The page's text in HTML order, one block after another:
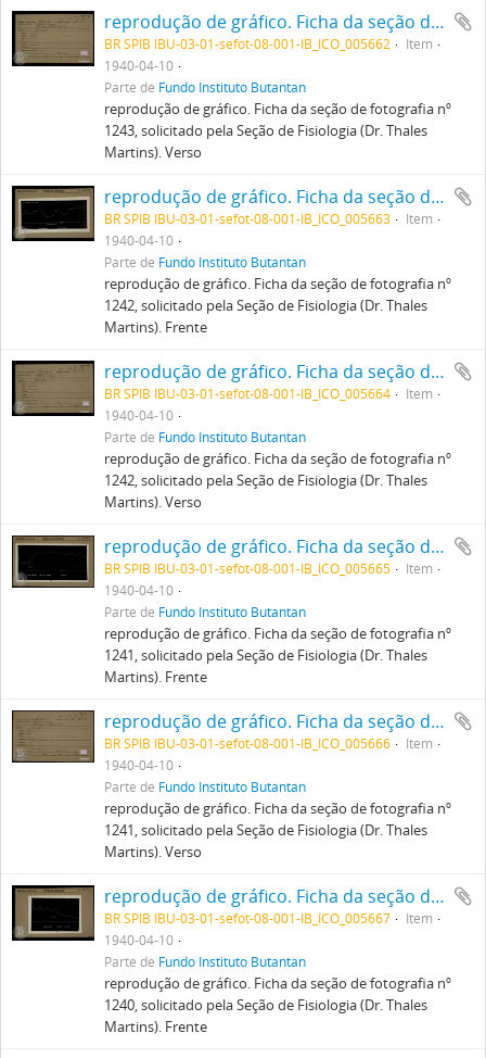
reprodução de gráfico. Ficha da seção de fotografia nº 1243, solicitado pela Seção de Fisiologia (Dr. Thales Martins). Verso
BR SPIB IBU-03-01-sefot-08-001-IB_ICO_005662
Item
1940-04-10
Parte de Fundo Instituto Butantan
reprodução de gráfico. Ficha da seção de fotografia nº
1243, solicitado pela Seção de Fisiologia (Dr. Thales
Martins). Verso
reprodução de gráfico. Ficha da seção de fotografia nº 1242, solicitado pela Seção de Fisiologia (Dr. Thales Martins). Frente
BR SPIB IBU-03-01-sefot-08-001-IB_ICO_005663
Item
1940-04-10
Parte de Fundo Instituto Butantan
reprodução de gráfico. Ficha da seção de fotografia nº
1242, solicitado pela Seção de Fisiologia (Dr. Thales
Martins). Frente
reprodução de gráfico. Ficha da seção de fotografia nº 1242, solicitado pela Seção de Fisiologia (Dr. Thales Martins). Verso
BR SPIB IBU-03-01-sefot-08-001-IB_ICO_005664
Item
1940-04-10
Parte de Fundo Instituto Butantan
reprodução de gráfico. Ficha da seção de fotografia nº
1242, solicitado pela Seção de Fisiologia (Dr. Thales
Martins). Verso
reprodução de gráfico. Ficha da seção de fotografia nº 1241, solicitado pela Seção de Fisiologia (Dr. Thales Martins). Frente
BR SPIB IBU-03-01-sefot-08-001-IB_ICO_005665
Item
1940-04-10
Parte de Fundo Instituto Butantan
reprodução de gráfico. Ficha da seção de fotografia nº
1241, solicitado pela Seção de Fisiologia (Dr. Thales
Martins). Frente
reprodução de gráfico. Ficha da seção de fotografia nº 1241, solicitado pela Seção de Fisiologia (Dr. Thales Martins). Verso
BR SPIB IBU-03-01-sefot-08-001-IB_ICO_005666
Item
1940-04-10
Parte de Fundo Instituto Butantan
reprodução de gráfico. Ficha da seção de fotografia nº
1241, solicitado pela Seção de Fisiologia (Dr. Thales
Martins). Verso
reprodução de gráfico. Ficha da seção de fotografia nº 1240, solicitado pela Seção de Fisiologia (Dr. Thales Martins). Frente
BR SPIB IBU-03-01-sefot-08-001-IB_ICO_005667
Item
1940-04-10
Parte de Fundo Instituto Butantan
reprodução de gráfico. Ficha da seção de fotografia nº
1240, solicitado pela Seção de Fisiologia (Dr. Thales
Martins). Frente